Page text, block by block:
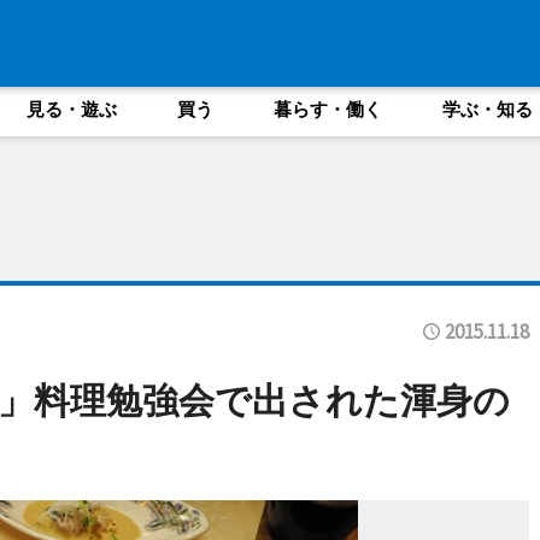
見る・遊ぶ 買う 暮らす・働く 学ぶ・知る
2015.11.18
料理勉強会で出された渾身の